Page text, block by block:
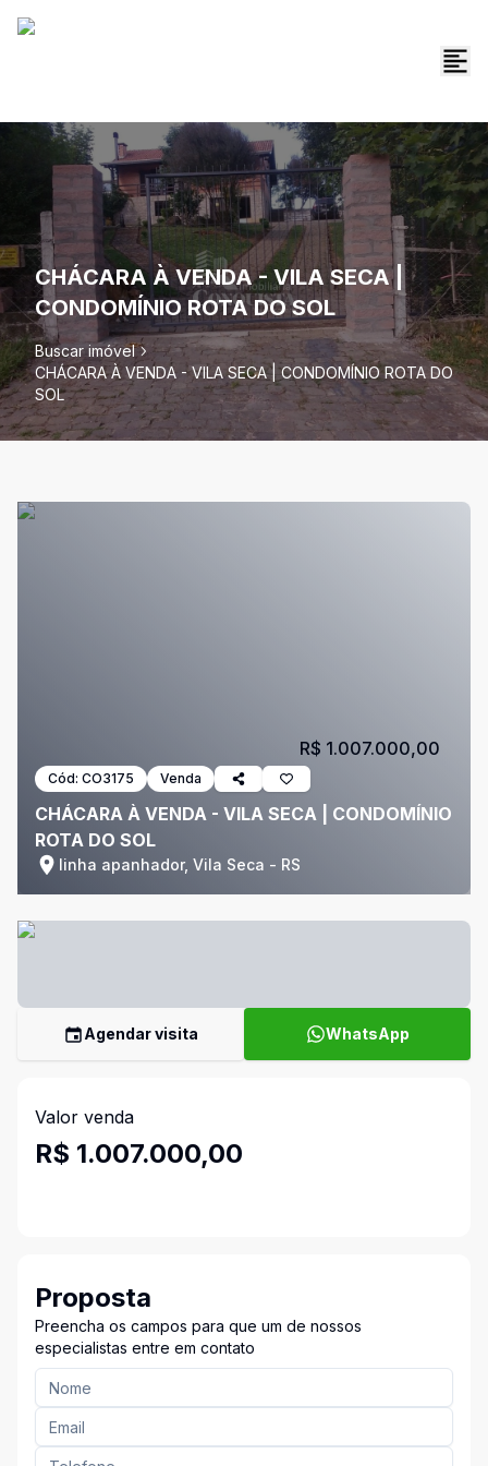
CHÁCARA À VENDA - VILA SECA |
CONDOMÍNIO ROTA DO SOL
Buscar imóvel
CHÁCARA À VENDA - VILA SECA | CONDOMÍNIO ROTA DO
SOL
Cód: CO3175 Venda
CHÁCARA À VENDA - VILA SECA | CONDOMÍNIO
ROTA DO SOL
linha apanhador, Vila Seca - RS
R$ 1.007.000,00
Agendar visita WhatsApp
Valor venda
R$ 1.007.000,00
Proposta
Preencha os campos para que um de nossos
especialistas entre em contato